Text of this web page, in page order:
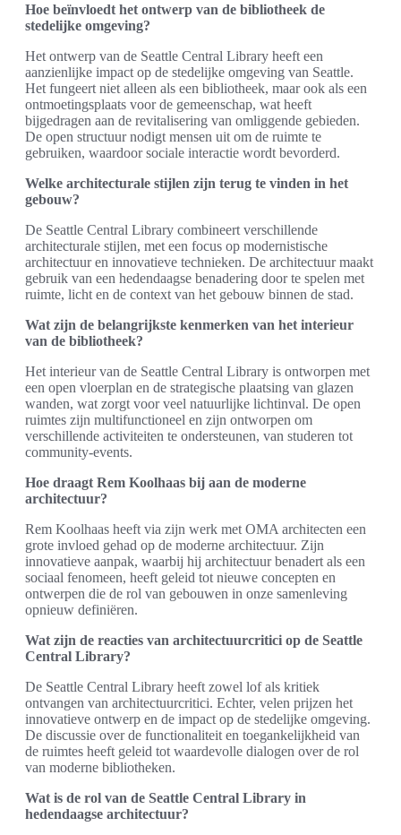
Hoe beïnvloedt het ontwerp van de bibliotheek de
stedelijke omgeving?
Het ontwerp van de Seattle Central Library heeft een
aanzienlijke impact op de stedelijke omgeving van Seattle.
Het fungeert niet alleen als een bibliotheek, maar ook als een
ontmoetingsplaats voor de gemeenschap, wat heeft
bijgedragen aan de revitalisering van omliggende gebieden.
De open structuur nodigt mensen uit om de ruimte te
gebruiken, waardoor sociale interactie wordt bevorderd.
Welke architecturale stijlen zijn terug te vinden in het
gebouw?
De Seattle Central Library combineert verschillende
architecturale stijlen, met een focus op modernistische
architectuur en innovatieve technieken. De architectuur maakt
gebruik van een hedendaagse benadering door te spelen met
ruimte, licht en de context van het gebouw binnen de stad.
Wat zijn de belangrijkste kenmerken van het interieur
van de bibliotheek?
Het interieur van de Seattle Central Library is ontworpen met
een open vloerplan en de strategische plaatsing van glazen
wanden, wat zorgt voor veel natuurlijke lichtinval. De open
ruimtes zijn multifunctioneel en zijn ontworpen om
verschillende activiteiten te ondersteunen, van studeren tot
community-events.
Hoe draagt Rem Koolhaas bij aan de moderne
architectuur?
Rem Koolhaas heeft via zijn werk met OMA architecten een
grote invloed gehad op de moderne architectuur. Zijn
innovatieve aanpak, waarbij hij architectuur benadert als een
sociaal fenomeen, heeft geleid tot nieuwe concepten en
ontwerpen die de rol van gebouwen in onze samenleving
opnieuw definiëren.
Wat zijn de reacties van architectuurcritici op de Seattle
Central Library?
De Seattle Central Library heeft zowel lof als kritiek
ontvangen van architectuurcritici. Echter, velen prijzen het
innovatieve ontwerp en de impact op de stedelijke omgeving.
De discussie over de functionaliteit en toegankelijkheid van
de ruimtes heeft geleid tot waardevolle dialogen over de rol
van moderne bibliotheken.
Wat is de rol van de Seattle Central Library in
hedendaagse architectuur?